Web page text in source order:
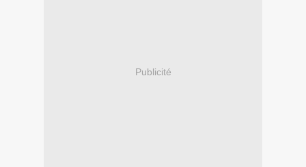
Publicité